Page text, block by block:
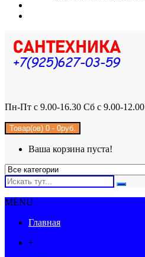
Пн-Пт с 9.00-16.30 Сб с 9.00-12.00
Товар(ов) 0 - 0руб.
Ваша корзина пуста!
MENU
Главная
+